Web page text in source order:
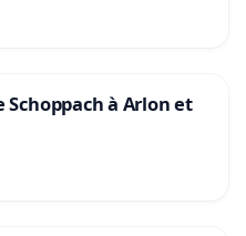
à Arlon et